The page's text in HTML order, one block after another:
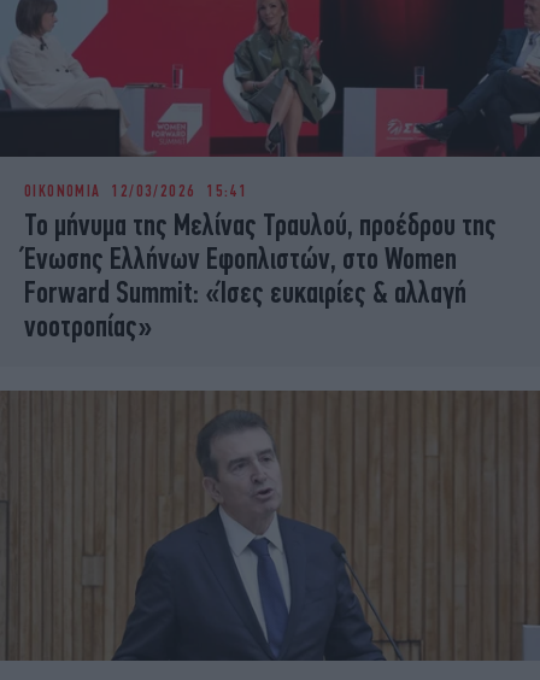
ΟΙΚΟΝΟΜΙΑ 12/03/2026 15:41
To μήνυμα της Μελίνας Τραυλού, προέδρου της
Ένωσης Ελλήνων Εφοπλιστών, στο Women
Forward Summit: «Ίσες ευκαιρίες & αλλαγή
νοοτροπίας»